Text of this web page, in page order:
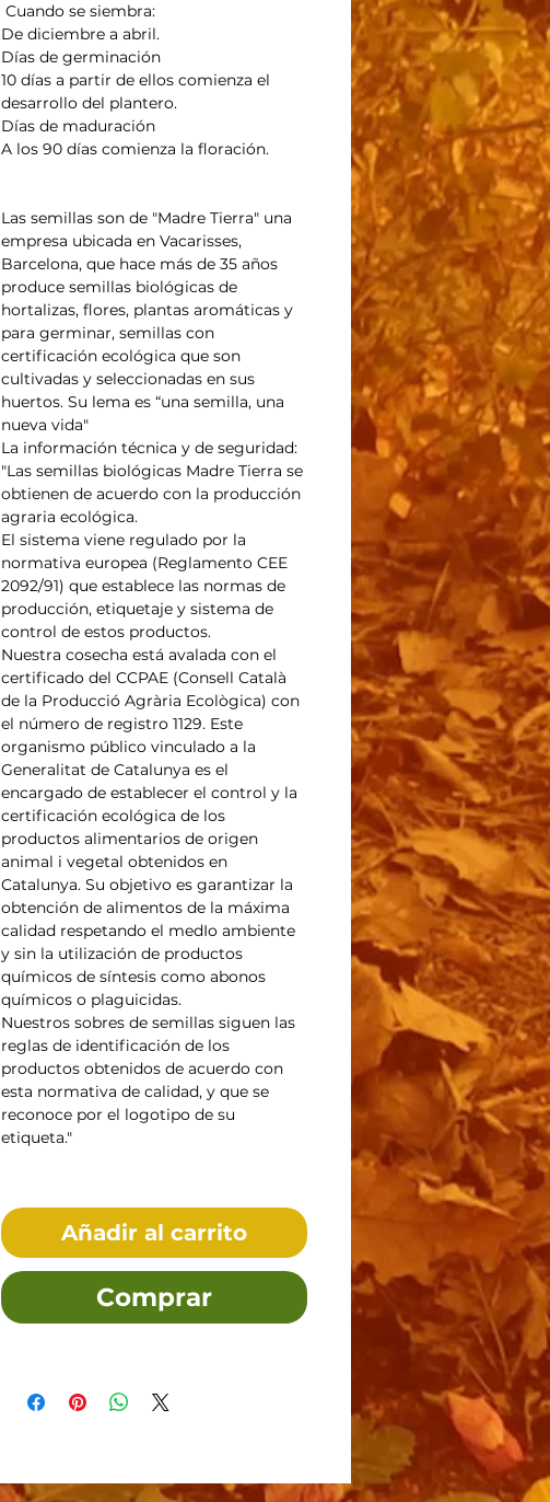
Cuando se siembra:
De diciembre a abril.
Días de germinación
10 días a partir de ellos comienza el
desarrollo del plantero.
Días de maduración
A los 90 días comienza la floración.
Las semillas son de "Madre Tierra" una
empresa ubicada en Vacarisses,
Barcelona, que hace más de 35 años
produce semillas biológicas de
hortalizas, flores, plantas aromáticas y
para germinar, semillas con
certificación ecológica que son
cultivadas y seleccionadas en sus
huertos. Su lema es “una semilla, una
nueva vida"
La información técnica y de seguridad:
"Las semillas biológicas Madre Tierra se
obtienen de acuerdo con la producción
agraria ecológica.
El sistema viene regulado por la
normativa europea (Reglamento CEE
2092/91) que establece las normas de
producción, etiquetaje y sistema de
control de estos productos.
Nuestra cosecha está avalada con el
certificado del CCPAE (Consell Català
de la Producció Agrària Ecològica) con
el número de registro 1129. Este
organismo público vinculado a la
Generalitat de Catalunya es el
encargado de establecer el control y la
certificación ecológica de los
productos alimentarios de origen
animal i vegetal obtenidos en
Catalunya. Su objetivo es garantizar la
obtención de alimentos de la máxima
calidad respetando el medIo ambiente
y sin la utilización de productos
químicos de síntesis como abonos
químicos o plaguicidas.
Nuestros sobres de semillas siguen las
reglas de identificación de los
productos obtenidos de acuerdo con
esta normativa de calidad, y que se
reconoce por el logotipo de su
etiqueta."
Añadir al carrito
Comprar